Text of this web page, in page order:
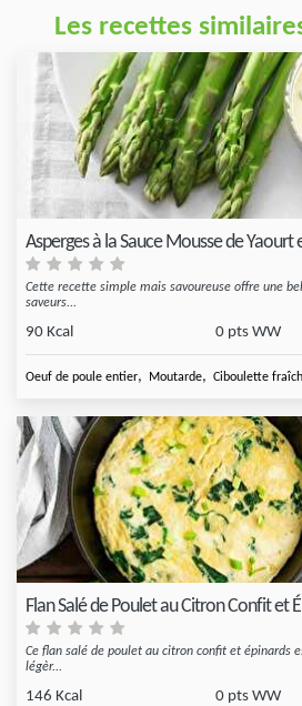
Les recettes
Asperges à la Sauce Mousse de
Cette recette simple mais savoureuse offre une
saveurs...
90 Kcal 0 pts WW
Oeuf de poule entier, Moutarde, Ciboulette
Flan Salé de Poulet au Citron Confit et
Ce flan salé de poulet au citron confit et épinards
légèr...
146 Kcal 0 pts WW